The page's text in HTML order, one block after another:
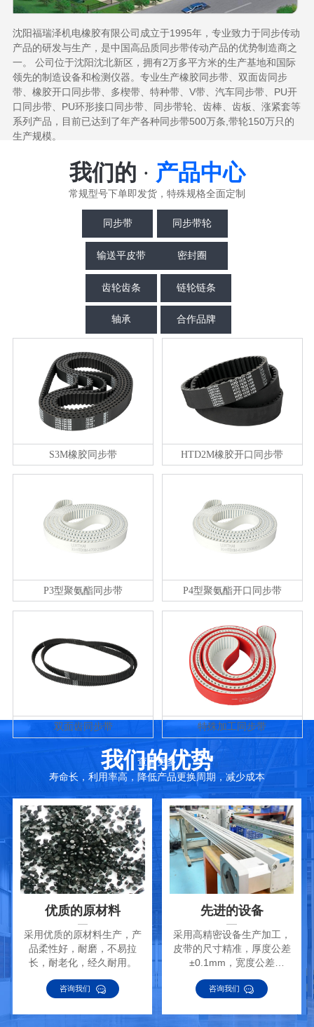
沈阳福瑞泽机电橡胶有限公司成立于1995年，专业致力于同步传动
产品的研发与生产，是中国高品质同步带传动产品的优势制造商之
一。 公司位于沈阳沈北新区，拥有2万多平方米的生产基地和国际
领先的制造设备和检测仪器。专业生产橡胶同步带、双面齿同步
带、橡胶开口同步带、多楔带、特种带、V带、汽车同步带、PU开
口同步带、PU环形接口同步带、同步带轮、齿棒、齿板、涨紧套等
系列产品，目前已达到了年产各种同步带500万条,带轮150万只的
生产规模。
我们的 · 产品中心
常规型号下单即发货，特殊规格全面定制
同步带 同步带轮
输送平皮带 密封圈
齿轮齿条 链轮链条
轴承 合作品牌
S3M橡胶同步带 HTD2M橡胶开口同步带
P3型聚氨酯同步带 P4型聚氨酯开口同步带
双面齿同步带 特殊加工同步带
查看更多
我们的优势
寿命长，利用率高，降低产品更换周期，减少成本
优质的原材料
采用优质的原材料生产，产
品柔性好，耐磨，不易拉
长，耐老化，经久耐用。
咨询我们
先进的设备
采用高精密设备生产加工，
皮带的尺寸精准，厚度公差
±0.1mm，宽度公差
咨询我们